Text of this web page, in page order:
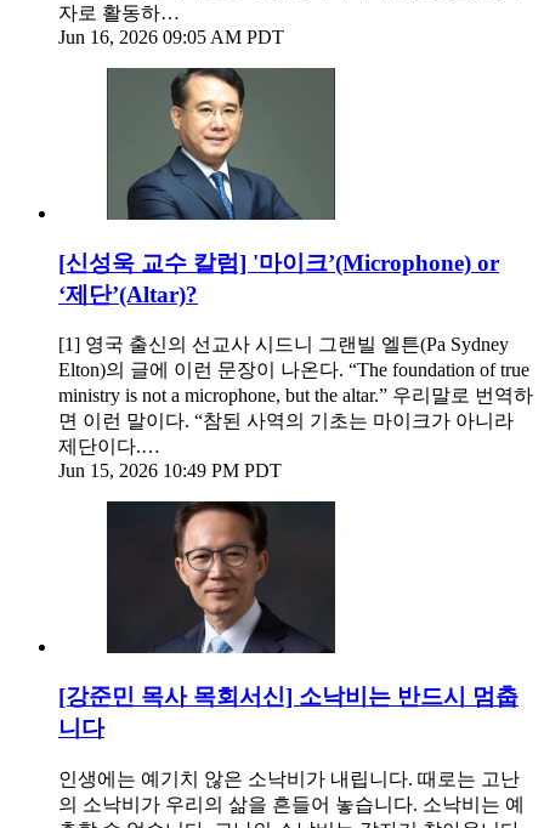
자로 활동하…
Jun 16, 2026 09:05 AM PDT
[신성욱 교수 칼럼] '마이크’(Microphone) or
‘제단’(Altar)?
[1] 영국 출신의 선교사 시드니 그랜빌 엘튼(Pa Sydney
Elton)의 글에 이런 문장이 나온다. “The foundation of true
ministry is not a microphone, but the altar.” 우리말로 번역하
면 이런 말이다. “참된 사역의 기초는 마이크가 아니라
제단이다.…
Jun 15, 2026 10:49 PM PDT
[강준민 목사 목회서신] 소낙비는 반드시 멈춥
니다
인생에는 예기치 않은 소낙비가 내립니다. 때로는 고난
의 소낙비가 우리의 삶을 흔들어 놓습니다. 소낙비는 예